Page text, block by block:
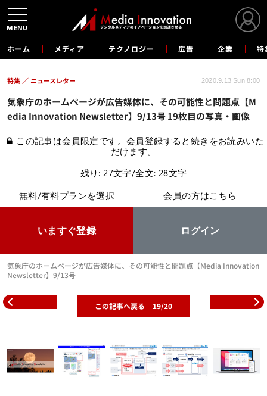
ホーム メディア テクノロジー 広告 企業 特
気象庁のホームページが広告媒体に、その可能性と問題点【M
edia Innovation Newsletter】9/13号 19枚目の写真・画像
特集 ニュースレター 2020.9.13 Sun 8:00
この記事は会員限定です。会員登録すると続きをお読みいた
だけます。
残り: 27文字/全文: 28文字
無料/有料プランを選択
いますぐ登録
会員の方はこちら
ログイン
気象庁のホームページが広告媒体に、その可能性と問題点【Media Innovation
Newsletter】9/13号
この記事へ戻る 19/20
MENU